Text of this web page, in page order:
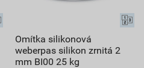
Omítka silikonová
weberpas silikon zrnitá 2
mm BI00 25 kg